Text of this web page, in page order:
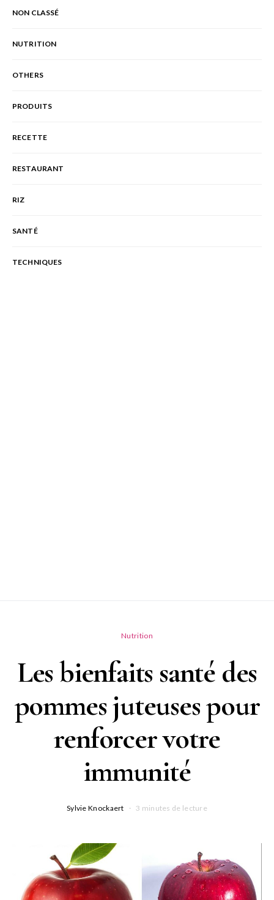
NON CLASSÉ
NUTRITION
OTHERS
PRODUITS
RECETTE
RESTAURANT
RIZ
SANTÉ
TECHNIQUES
Nutrition
Les bienfaits santé des
pommes juteuses pour
renforcer votre
immunité
Sylvie Knockaert 3 minutes de lecture